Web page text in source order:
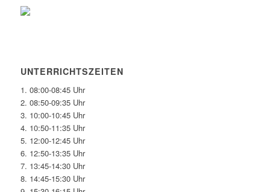
UNTERRICHTSZEITEN
1. 08:00-08:45 Uhr
2. 08:50-09:35 Uhr
3. 10:00-10:45 Uhr
4. 10:50-11:35 Uhr
5. 12:00-12:45 Uhr
6. 12:50-13:35 Uhr
7. 13:45-14:30 Uhr
8. 14:45-15:30 Uhr